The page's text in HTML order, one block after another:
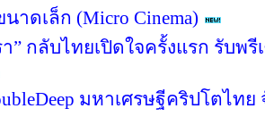
าดเล็ก (Micro Cinema)
” กลับไทยเปิดใจครั้งแรก รับพ
มหาเศรษฐีคริปโตไท